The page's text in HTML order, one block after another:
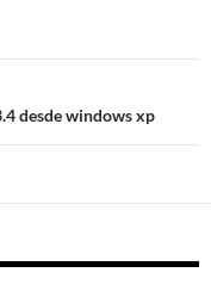
desde windows xp